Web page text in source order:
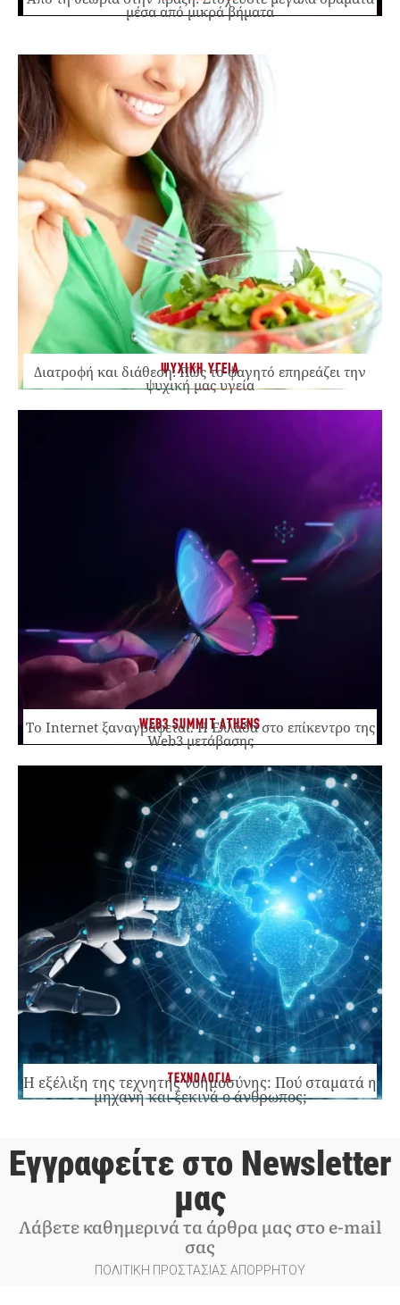
μέσα από μικρά βήματα
ΨΥΧΙΚΗ ΥΓΕΙΑ
Διατροφή και διάθεση: Πώς το φαγητό επηρεάζει την
ψυχική μας υγεία
WEB3 SUMMIT ATHENS
Το Internet ξαναγράφεται. Η Ελλάδα στο επίκεντρο της
Web3 μετάβασης
ΤΕΧΝΟΛΟΓΙΑ
Η εξέλιξη της τεχνητής νοημοσύνης: Πού σταματά η
μηχανή και ξεκινά ο άνθρωπος;
Εγγραφείτε στο Newsletter
μας
Λάβετε καθημερινά τα άρθρα μας στο e-mail
σας
ΠΟΛΙΤΙΚΗ ΠΡΟΣΤΑΣΙΑΣ ΑΠΟΡΡΗΤΟΥ